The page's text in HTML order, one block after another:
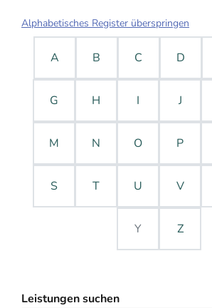
Alphabetisches Register überspringen
A B C D
G H I J
M N O P
S T U V
Y Z
Leistungen suchen